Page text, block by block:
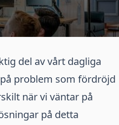
del av vårt dagliga
problem som fördröjd
när vi väntar på
på detta